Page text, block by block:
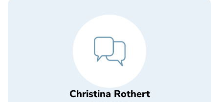
Christina Rothert